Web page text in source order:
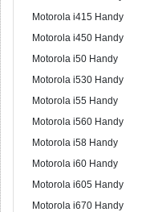
Motorola i415 Handy
Motorola i450 Handy
Motorola i50 Handy
Motorola i530 Handy
Motorola i55 Handy
Motorola i560 Handy
Motorola i58 Handy
Motorola i60 Handy
Motorola i605 Handy
Motorola i670 Handy